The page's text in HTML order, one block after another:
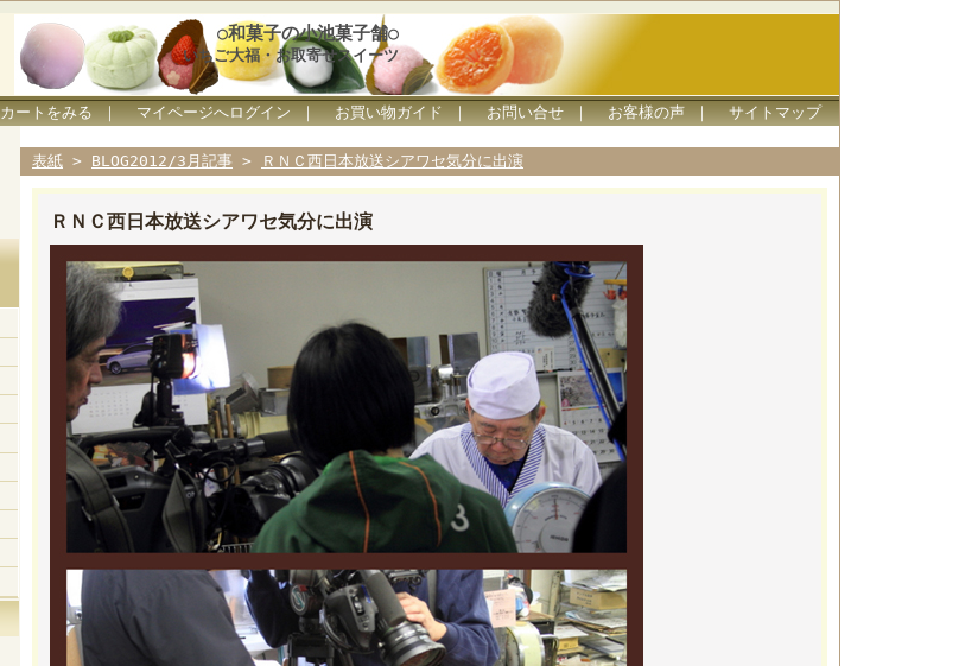
○和菓子の小池菓子舗○
いちご大福・お取寄せスイーツ
カートをみる ｜ マイページへログイン ｜ お買い物ガイド ｜ お問い合せ ｜ お客様の声 ｜ サイトマップ
表紙 > BLOG2012/3月記事 > ＲＮＣ西日本放送シアワセ気分に出演
ＲＮＣ西日本放送シアワセ気分に出演